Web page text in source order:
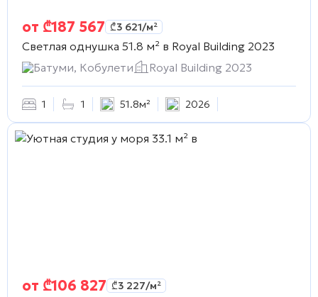
от ₾187 567 ₾3 621/м²
Светлая однушка 51.8 м² в Royal Building 2023
Батуми, Кобулети
Royal Building 2023
1 1 51.8м² 2026
от ₾106 827 ₾3 227/м²